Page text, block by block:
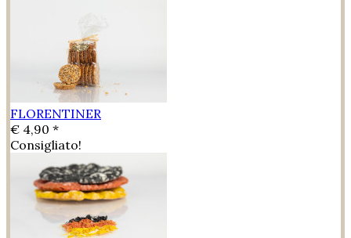
FLORENTINER
€ 4,90 *
Consigliato!